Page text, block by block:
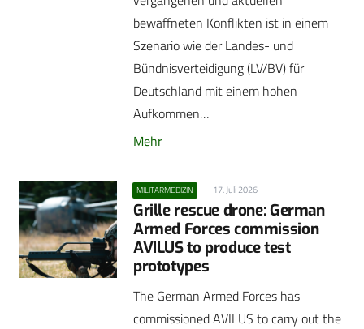
bewaffneten Konflikten ist in einem
Szenario wie der Landes- und
Bündnisverteidigung (LV/BV) für
Deutschland mit einem hohen
Aufkommen…
Mehr
MILITÄRMEDIZIN 17. Juli 2026
Grille rescue drone: German
Armed Forces commission
AVILUS to produce test
prototypes
The German Armed Forces has
commissioned AVILUS to carry out the